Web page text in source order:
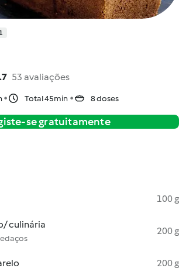
53 avaliações
Total 45min 8 doses
se gratuitamente
100 g
culinária
200 g
200 g